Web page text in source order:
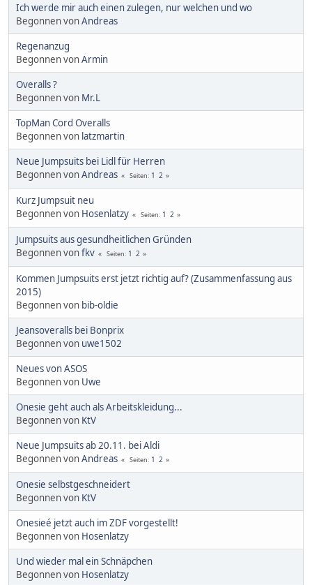
Ich werde mir auch einen zulegen, nur welchen und wo
Begonnen vonAndreas
Regenanzug
Begonnen vonArmin
Overalls ?
Begonnen von Mr.L
TopMan Cord Overalls
Begonnen von latzmartin
Neue Jumpsuits bei Lidl für Herren
Begonnen vonAndreas Seiten 1 2
Kurz Jumpsuit neu
Begonnen von Hosenlatzy Seiten 1 2
Jumpsuits aus gesundheitlichen Gründen
Begonnen vonfkv Seiten 1 2
Kommen Jumpsuits erst jetzt richtig auf? (Zusammenfassung aus
2015)
Begonnen von bib-oldie
Jeansoveralls bei Bonprix
Begonnen von uwe1502
Neues von ASOS
Begonnen von Uwe
Onesie geht auch als Arbeitskleidung...
Begonnen von KtV
Neue Jumpsuits ab 20.11. bei Aldi
Begonnen vonAndreas Seiten 1 2
Onesie selbstgeschneidert
Begonnen von KtV
Onesieé jetzt auch im ZDF vorgestellt!
Begonnen von Hosenlatzy
Und wieder mal ein Schnäpchen
Begonnen von Hosenlatzy